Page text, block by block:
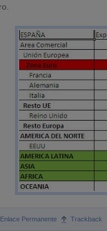
Enlace Permanente Trackback